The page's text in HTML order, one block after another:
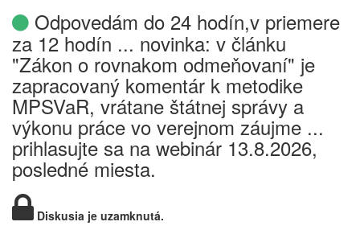
Odpovedám do 24 hodín,v priemere
za 12 hodín ... novinka: v článku
"Zákon o rovnakom odmeňovaní" je
zapracovaný komentár k metodike
MPSVaR, vrátane štátnej správy a
výkonu práce vo verejnom záujme ...
prihlasujte sa na webinár 13.8.2026,
posledné miesta.
Diskusia je uzamknutá.